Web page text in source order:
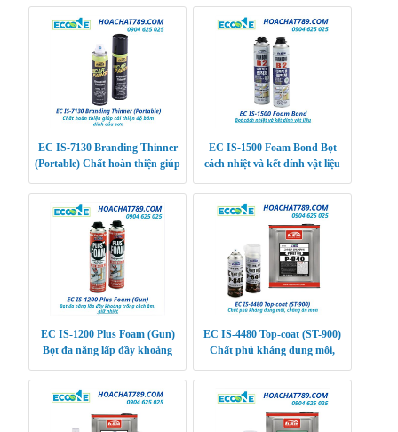
giữ nhiệt, các
EC IS-7130 Branding Thinner
(Portable) Chất hoàn thiện giúp
EC IS-1500 Foam Bond Bọt
cách nhiệt và kết dính vật liệu
EC IS-1200 Plus Foam (Gun)
Bọt đa năng lấp đầy khoảng
EC IS-4480 Top-coat (ST-900)
Chất phủ kháng dung môi,